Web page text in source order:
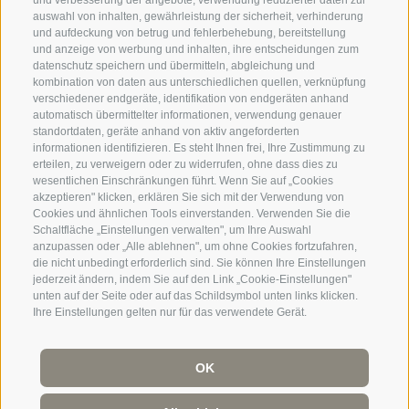
auswahl von inhalten, gewährleistung der sicherheit, verhinderung
und aufdeckung von betrug und fehlerbehebung, bereitstellung
und anzeige von werbung und inhalten, ihre entscheidungen zum
datenschutz speichern und übermitteln, abgleichung und
kombination von daten aus unterschiedlichen quellen, verknüpfung
verschiedener endgeräte, identifikation von endgeräten anhand
automatisch übermittelter informationen, verwendung genauer
standortdaten, geräte anhand von aktiv angeforderten
informationen identifizieren. Es steht Ihnen frei, Ihre Zustimmung zu
erteilen, zu verweigern oder zu widerrufen, ohne dass dies zu
wesentlichen Einschränkungen führt. Wenn Sie auf „Cookies
akzeptieren" klicken, erklären Sie sich mit der Verwendung von
Cookies und ähnlichen Tools einverstanden. Verwenden Sie die
Schaltfläche „Einstellungen verwalten", um Ihre Auswahl
anzupassen oder „Alle ablehnen", um ohne Cookies fortzufahren,
die nicht unbedingt erforderlich sind. Sie können Ihre Einstellungen
jederzeit ändern, indem Sie auf den Link „Cookie-Einstellungen"
unten auf der Seite oder auf das Schildsymbol unten links klicken.
Ihre Einstellungen gelten nur für das verwendete Gerät.
OK
+39 0471 971007
info@termocenter.com
+39 0471 971007
IMPRESSUM SITEMAP VERKAUFSBEDINGUNGEN
DOWNLOADS
COOKIE-RICHTLINIE